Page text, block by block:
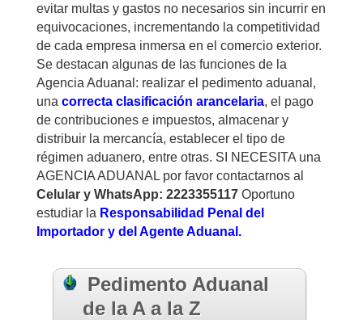
evitar multas y gastos no necesarios sin incurrir en
equivocaciones, incrementando la competitividad
de cada empresa inmersa en el comercio exterior.
Se destacan algunas de las funciones de la
Agencia Aduanal: realizar el pedimento aduanal,
una correcta clasificación arancelaria, el pago
de contribuciones e impuestos, almacenar y
distribuir la mercancía, establecer el tipo de
régimen aduanero, entre otras. SI NECESITA una
AGENCIA ADUANAL por favor contactarnos al
Celular y WhatsApp: 2223355117Oportuno
estudiar la Responsabilidad Penal del
Importador y del Agente Aduanal.
Pedimento Aduanal
de la A a la Z